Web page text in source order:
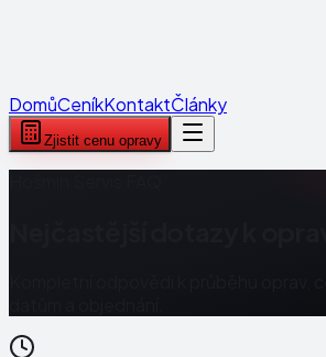
DomůCeníkKontaktČlánky
Zjistit cenu opravy